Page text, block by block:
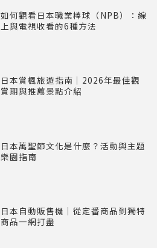
如何觀看日本職業棒球（NPB）：線
上與電視收看的6種方法
日本賞楓旅遊指南｜2026年最佳觀
賞期與推薦景點介紹
日本萬聖節文化是什麼？活動與主題
樂園指南
日本自動販售機｜從定番商品到獨特
商品一網打盡